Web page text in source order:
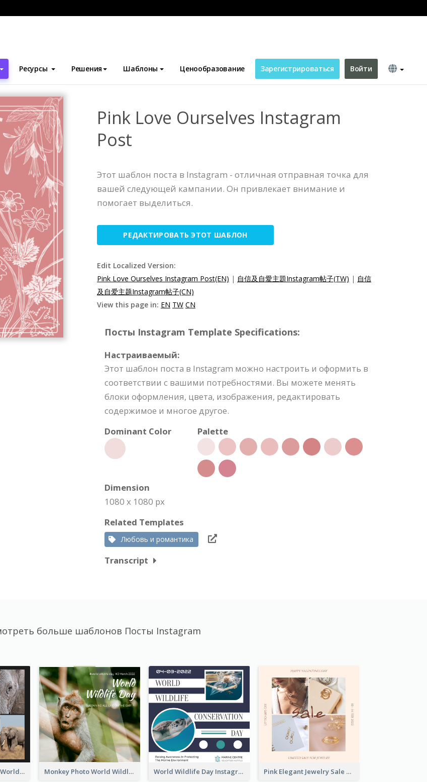
Ресурсы Решения Шаблоны Ценообразование Зарегистрироваться Войти
Посты Instagram
Pink Love Ourselves Instagram
Post
Этот шаблон поста в Instagram - отличная отправная точка для
вашей следующей кампании. Он привлекает внимание и
помогает выделиться.
РЕДАКТИРОВАТЬ ЭТОТ ШАБЛОН
Edit Localized Version:
Pink Love Ourselves Instagram Post(EN) | 自信及自愛主題Instagram帖子(TW) | 自信
及自爱主题Instagram帖子(CN)
View this page in: EN TW CN
Посты Instagram Template Specifications:
Настраиваемый:
Этот шаблон поста в Instagram можно настроить и оформить в
соответствии с вашими потребностями. Вы можете менять
блоки оформления, цвета, изображения, редактировать
содержимое и многое другое.
Dominant Color
Palette
Dimension
1080 x 1080 px
Related Templates
Любовь и романтика
Transcript
больше шаблонов Посты Instagram
Elephant Photo Grid World Wildlife Day Instagram Post Monkey Photo World Wildlife Day Instagram Post World Wildlife Day Instagram Post Pink Elegant Jewelry Sale Valentines Day Instagram Post